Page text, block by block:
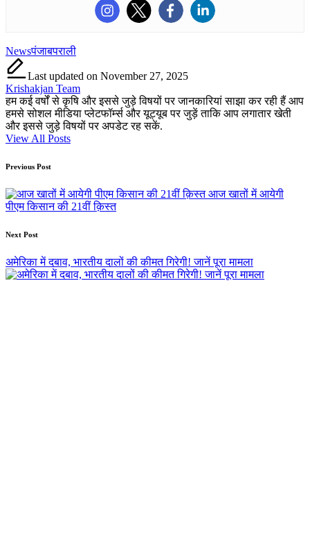
Tags:
Newsपंजाबपराली
Last updated on November 27, 2025
Krishakjan Team
हम कई वर्षों से कृषि और इससे जुड़े विषयों पर जानकारियां साझा कर रही हैं आप
हमसे सोशल मीडिया प्लेटफॉर्म्स और यूट्यूब पर जुड़ें ताकि आप लगातार खेती
और इससे जुड़े विषयों पर अपडेट रह सकें.
View All Posts
Post
navigation
Previous Post
आज खातों में आयेगी
पीएम किसान की 21वीं क़िस्त
Next Post
अमेरिका में दबाव, भारतीय दालों की कीमत गिरेगी! जानें पूरा मामला